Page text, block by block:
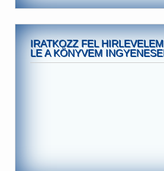
IRATKOZZ FEL
LE A KÖNYVEM